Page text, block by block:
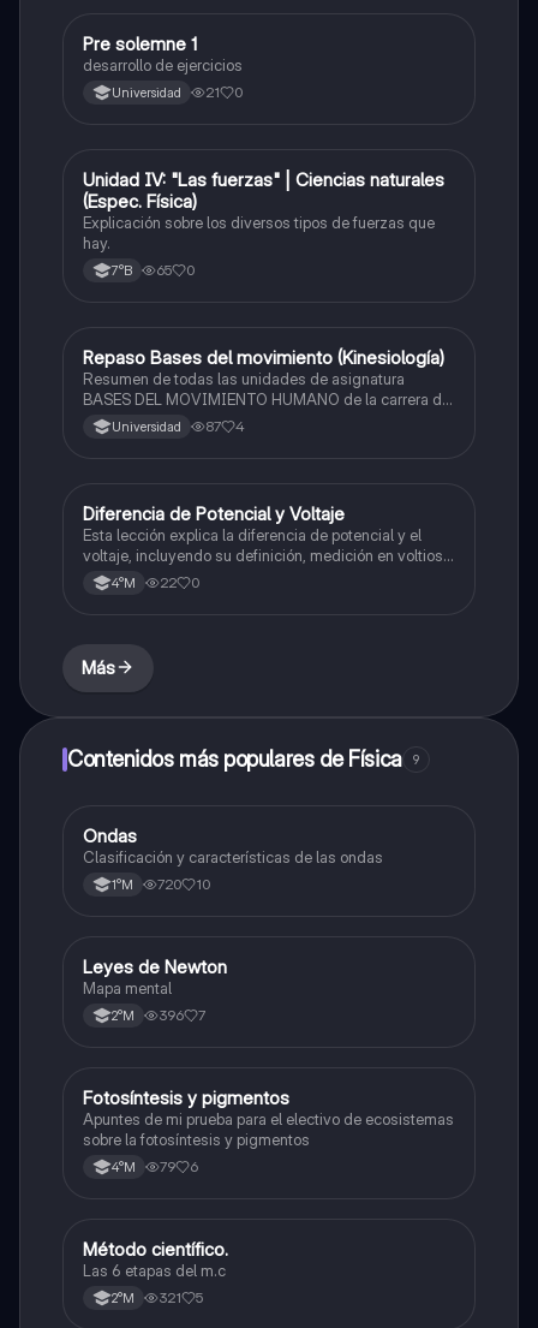
Física
Pre solemne 1
desarrollo de ejercicios
Universidad 21 0
Física
Unidad IV: "Las fuerzas" | Ciencias naturales
(Espec. Física)
Explicación sobre los diversos tipos de fuerzas que
hay.
7°B 65 0
Física
Repaso Bases del movimiento (Kinesiología)
Resumen de todas las unidades de asignatura
BASES DEL MOVIMIENTO HUMANO de la carrera de
KINESIOLOGÍA (Apuntes en bases a libros)
Universidad 87 4
Física
Diferencia de Potencial y Voltaje
Esta lección explica la diferencia de potencial y el
voltaje, incluyendo su definición, medición en voltios,
y la fórmula matemática que relaciona el trabajo y la
carga.
4°M 22 0
Más
Contenidos más populares de Física 9
Física
Ondas
Clasificación y características de las ondas
1°M 720 10
Física
Leyes de Newton
Mapa mental
2°M 396 7
Biología
Fotosíntesis y pigmentos
Apuntes de mi prueba para el electivo de ecosistemas
sobre la fotosíntesis y pigmentos
4°M 79 6
Física
Método científico.
Las 6 etapas del m.c
2°M 321 5